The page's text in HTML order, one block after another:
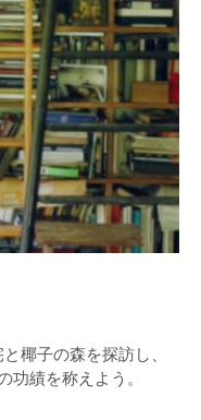
椰子の森を探訪し、
功績を称えよう。